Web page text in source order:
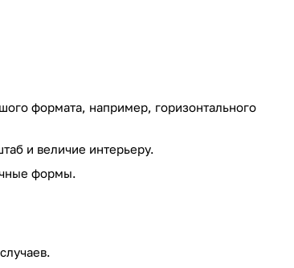
формата, например, горизонтального
и величие интерьеру.
формы.